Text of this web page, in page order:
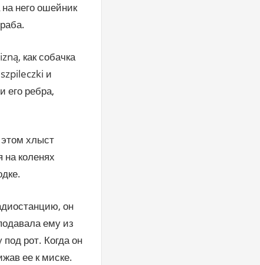
него ошейник
как собачка
и
его ребра,
хлыст
на коленях
он
ему из
рот. Когда он
ее к миске.